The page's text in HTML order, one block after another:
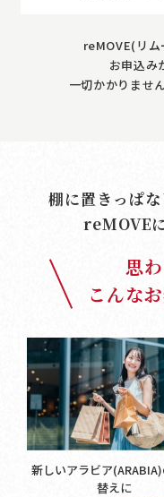
reMOVE(リム
お申込み
一切かかりませ
棚に置きっぱ
reMOVE
思
こんな
新しいアラビア
替えに